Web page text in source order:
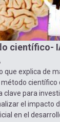
científico-
que explica de
científico
clave para
el impacto
en el